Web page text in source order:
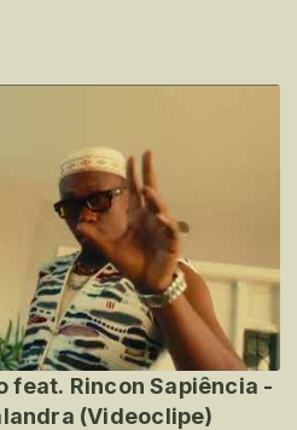
feat. Rincon Sapiência -
(Videoclipe)